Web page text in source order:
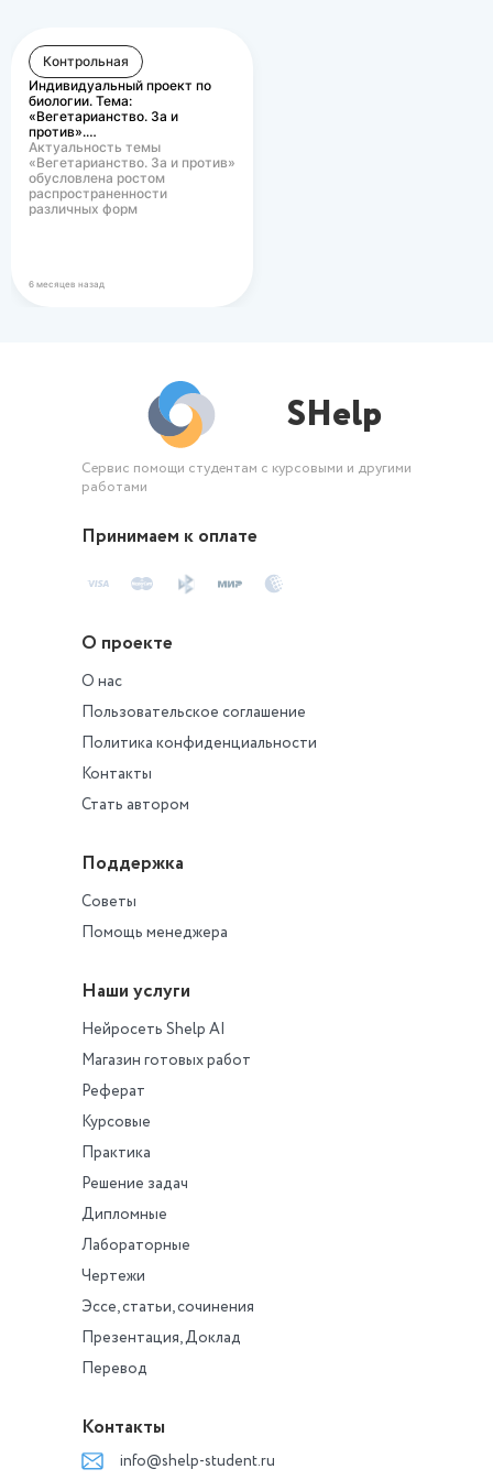
ответственности?
5. От каких факторов
зависит ставка премии
(платежа) по страхованию
профессиональной
ответственности?
Контрольная
Индивидуальный проект по
биологии. Тема:
«Вегетарианство. За и
против».…
Актуальность темы
«Вегетарианство. За и против»
обусловлена ростом
распространенности
различных форм
6 месяцев назад
SHelp
Сервис помощи студентам с курсовыми и другими
работами
Принимаем к оплате
О проекте
О нас
Пользовательское соглашение
Политика конфиденциальности
Контакты
Стать автором
Поддержка
Советы
Помощь менеджера
Наши услуги
Нейросеть Shelp AI
Магазин готовых работ
Реферат
Курсовые
Практика
Решение задач
Дипломные
Лабораторные
Чертежи
Эссе, статьи, сочинения
Презентация, Доклад
Перевод
Контакты
info@shelp-student.ru